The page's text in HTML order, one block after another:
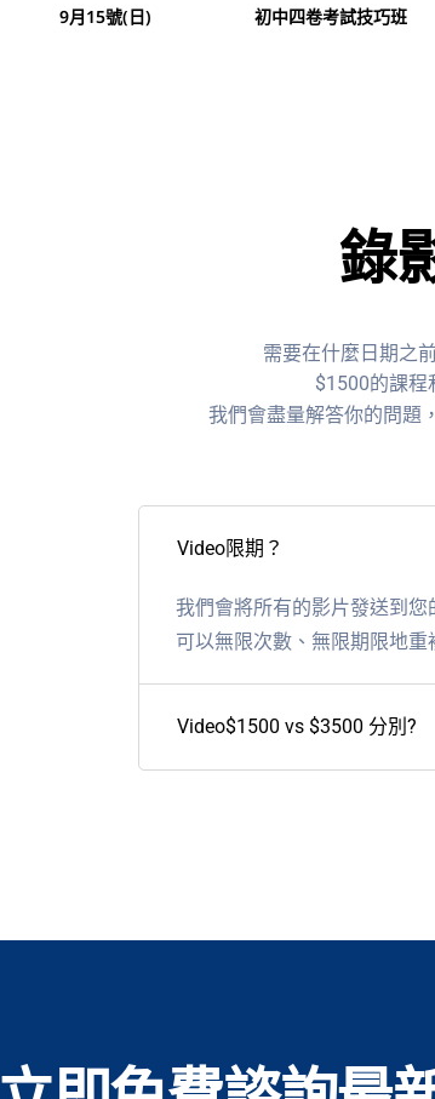
9月15號(日) 初中四卷考試技巧班​
錄
需要在什麼日期之
$1500的課程
我們會盡量解答你的問題
Video限期？
我們會將所有的影片發送到
可以無限次數、無限期限地
Video$1500 vs $3500 分別?